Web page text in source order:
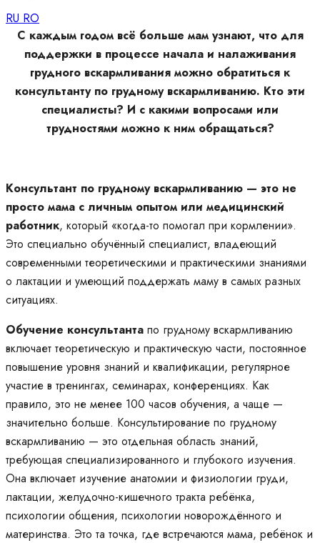
RU RO
С каждым годом всё больше мам узнают, что для
поддержки в процессе начала и налаживания
грудного вскармливания можно обратиться к
консультанту по грудному вскармливанию. Кто эти
специалисты? И с какими вопросами или
трудностями можно к ним обращаться?
Консультант по грудному вскармливанию — это не
просто мама с личным опытом или медицинский
работник, который «когда-то помогал при кормлении».
Это специально обучённый специалист, владеющий
современными теоретическими и практическими знаниями
о лактации и умеющий поддержать маму в самых разных
ситуациях.
Обучение консультанта по грудному вскармливанию
включает теоретическую и практическую части, постоянное
повышение уровня знаний и квалификации, регулярное
участие в тренингах, семинарах, конференциях. Как
правило, это не менее 100 часов обучения, а чаще —
значительно больше. Консультирование по грудному
вскармливанию — это отдельная область знаний,
требующая специализированного и глубокого изучения.
Она включает изучение анатомии и физиологии груди,
лактации, желудочно-кишечного тракта ребёнка,
психологии общения, психологии новорождённого и
материнства. Это та точка, где встречаются мама, ребёнок и